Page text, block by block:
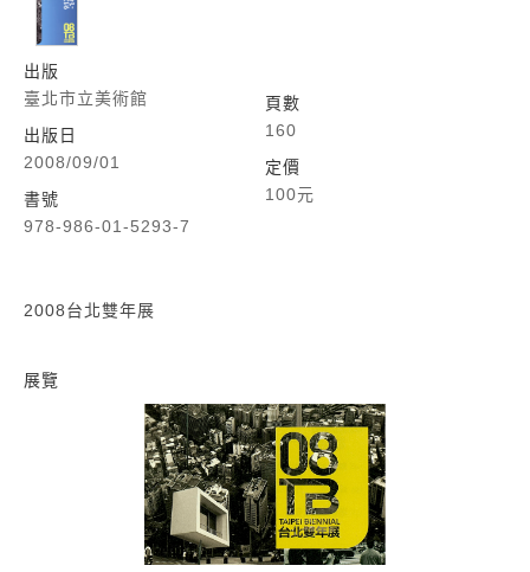
出版
臺北市立美術館
出版日
2008/09/01
書號
978-986-01-5293-7
頁數
160
定價
100元
2008台北雙年展
展覽
2008台北雙年展